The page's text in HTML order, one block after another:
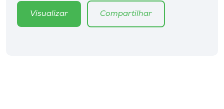
Editora
Visualizar Compartilhar